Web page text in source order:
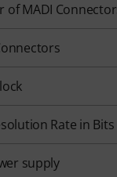
of MADI
Rate in Bits
supply